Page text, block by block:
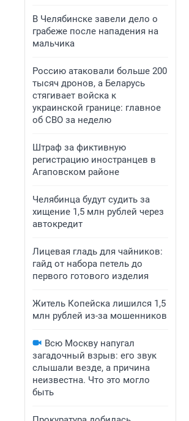
В Челябинске завели дело о
грабеже после нападения на
мальчика
Россию атаковали больше 200
тысяч дронов, а Беларусь
стягивает войска к
украинской границе: главное
об СВО за неделю
Штраф за фиктивную
регистрацию иностранцев в
Агаповском районе
Челябинца будут судить за
хищение 1,5 млн рублей через
автокредит
Лицевая гладь для чайников:
гайд от набора петель до
первого готового изделия
Житель Копейска лишился 1,5
млн рублей из-за мошенников
Всю Москву напугал
загадочный взрыв: его звук
слышали везде, а причина
неизвестна. Что это могло
быть